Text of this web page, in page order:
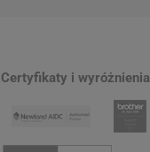
Certyfikaty i wyróżnienia